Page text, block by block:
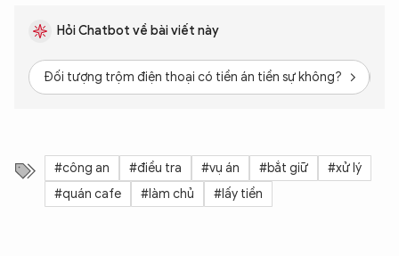
Hỏi Chatbot về bài viết này
Đối tượng trộm điện thoại có tiền án tiền sự không?
#công an #điều tra #vụ án #bắt giữ
#xử lý
#quán cafe
#làm chủ #lấy tiền